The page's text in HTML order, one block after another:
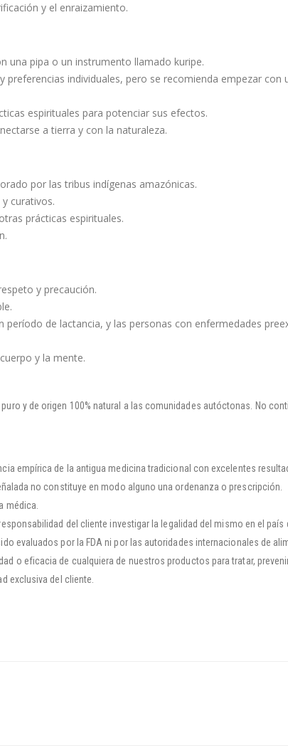
y el enraizamiento.
una pipa o un instrumento llamado kuripe.
preferencias individuales, pero se recomienda empezar
espirituales para potenciar sus efectos.
a tierra y con la naturaleza.
por las tribus indígenas amazónicas.
curativos.
prácticas espirituales.
y precaución.
de lactancia, y las personas con enfermedades
y la mente.
y de origen 100% natural a las comunidades autóctonas. No
empírica de la antigua medicina tradicional con excelentes
no constituye en modo alguno una ordenanza o prescripción.
médica.
del cliente investigar la legalidad del mismo en el país
evaluados por la FDA ni por las autoridades internacionales de
o eficacia de cualquiera de nuestros productos para tratar,
exclusiva del cliente.